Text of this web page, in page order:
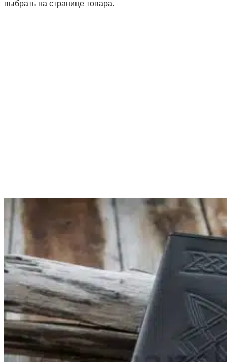
выбрать на странице товара.